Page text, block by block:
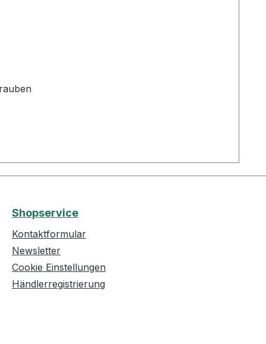
Shopservice
Kontaktformular
Newsletter
Cookie Einstellungen
Händlerregistrierung